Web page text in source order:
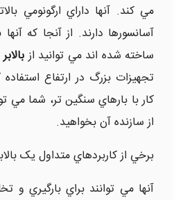
مي کند. آنها داراي ارگونومي
آسانسورها دارند. از آنجا که
ساخته شده اند مي توانيد از
تجهيزات بزرگ در ارتفاع
کار با بارهاي سنگين تر، شما مي
از سازنده آن بخواهيد.
برخي از کاربردهاي متداول يک
آنها مي توانند براي بارگيري و